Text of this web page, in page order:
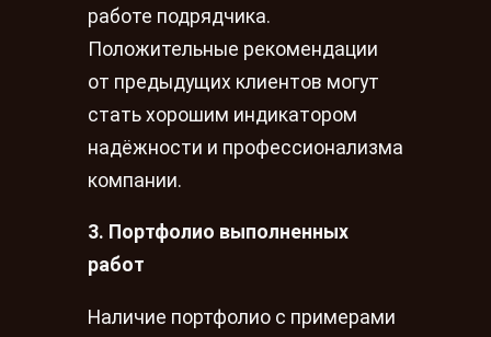
работе подрядчика.
Положительные рекомендации
от предыдущих клиентов могут
стать хорошим индикатором
надёжности и профессионализма
компании.
3. Портфолио выполненных
работ
Наличие портфолио с примерами